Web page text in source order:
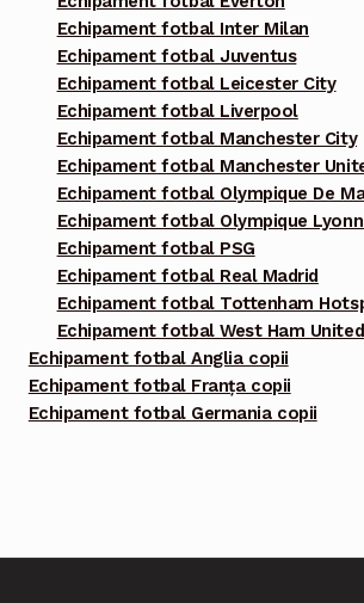
Echipament fotbal Inter Milan
Echipament fotbal Juventus
Echipament fotbal Leicester City
Echipament fotbal Liverpool
Echipament fotbal Manchester City
Echipament fotbal Manchester
Echipament fotbal Olympique De
Echipament fotbal Olympique
Echipament fotbal PSG
Echipament fotbal Real Madrid
Echipament fotbal Tottenham
Echipament fotbal West Ham United
Echipament fotbal Anglia copii
Echipament fotbal Franța copii
Echipament fotbal Germania copii